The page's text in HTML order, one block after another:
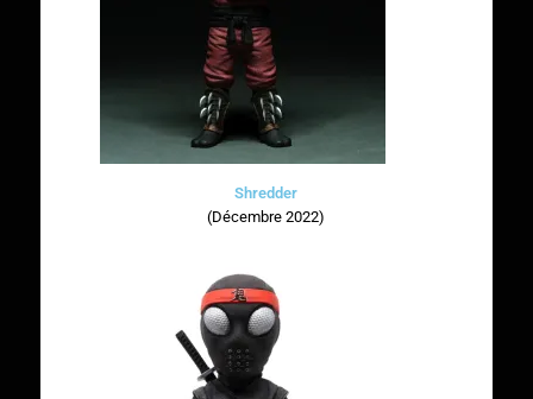
Shredder
(Décembre 2022)